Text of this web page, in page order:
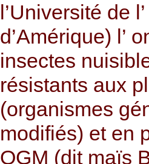
l’Université de
d’Amérique) l’
insectes
résistants aux
(organismes
modifiés) et en
OGM (dit maïs